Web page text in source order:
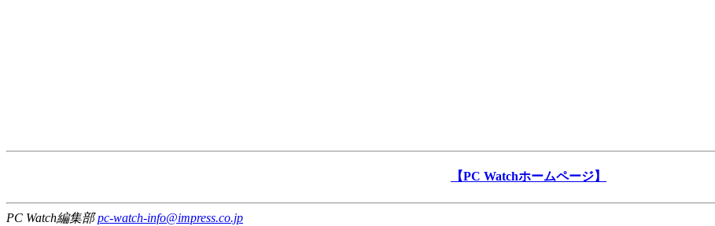
【PC Watchホームページ】
PC Watch編集部pc-watch-info@impress.co.jp